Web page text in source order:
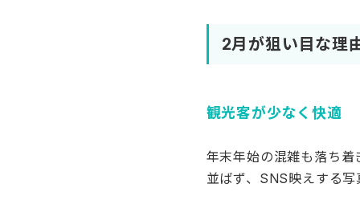
2月が狙い目な理
観光客が少なく快適
年末年始の混雑も落ち
並ばず、SNS映えする